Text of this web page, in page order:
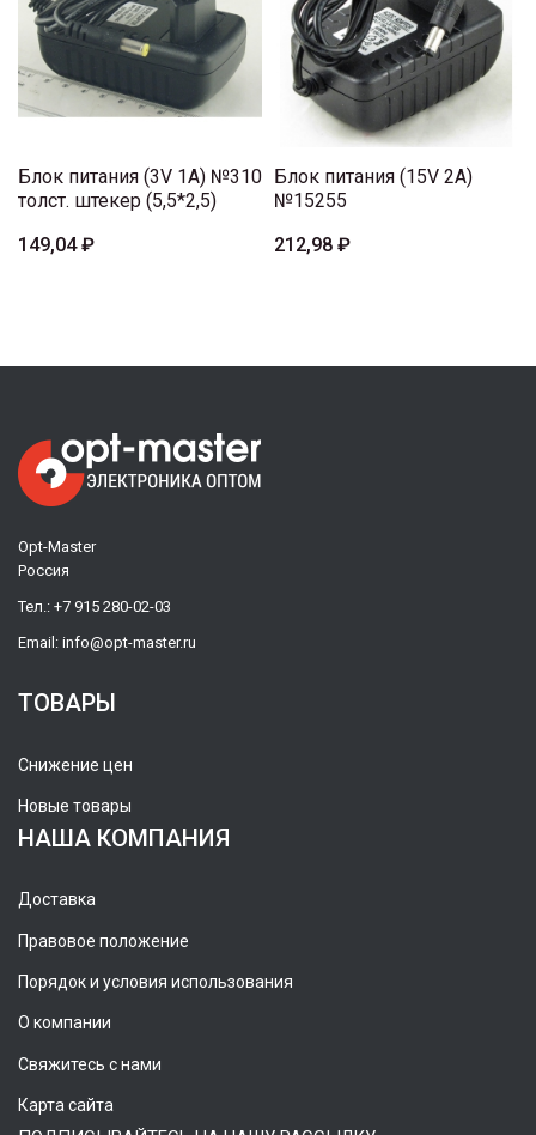
Блок питания (3V 1A) №310
толст. штекер (5,5*2,5)
149,04 ₽
Блок питания (15V 2A)
№15255
212,98 ₽
Opt-Master
Россия
Тел.: +7 915 280-02-03
Email: info@opt-master.ru
ТОВАРЫ
Снижение цен
Новые товары
НАША КОМПАНИЯ
Доставка
Правовое положение
Порядок и условия использования
О компании
Свяжитесь с нами
Карта сайта